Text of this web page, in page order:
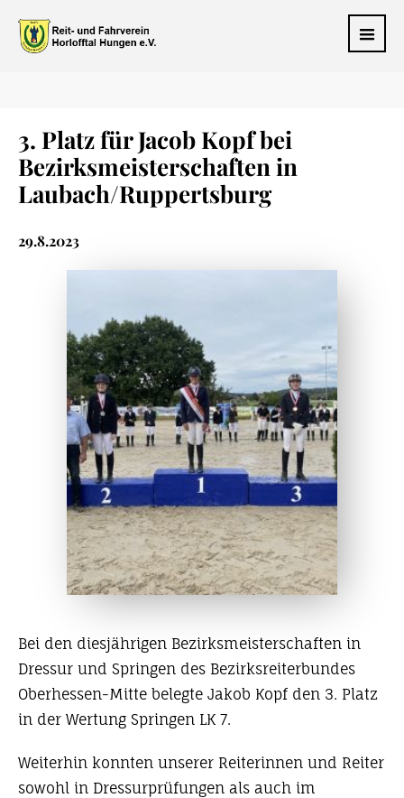
3. Platz für Jacob Kopf bei
Bezirksmeisterschaften in
Laubach/Ruppertsburg
29.8.2023
Bei den diesjährigen Bezirksmeisterschaften in
Dressur und Springen des Bezirksreiterbundes
Oberhessen-Mitte belegte Jakob Kopf den 3. Platz
in der Wertung Springen LK 7.
Weiterhin konnten unserer Reiterinnen und Reiter
sowohl in Dressurprüfungen als auch im